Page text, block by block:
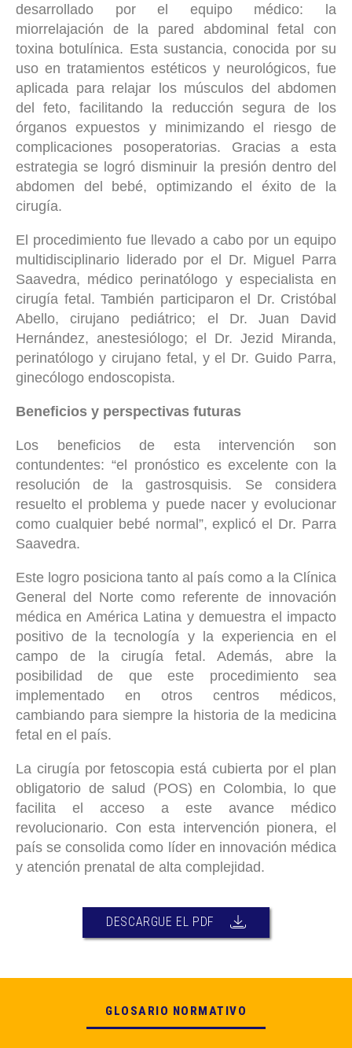
desarrollado por el equipo médico: la
miorrelajación de la pared abdominal fetal con
toxina botulínica. Esta sustancia, conocida por su
uso en tratamientos estéticos y neurológicos, fue
aplicada para relajar los músculos del abdomen
del feto, facilitando la reducción segura de los
órganos expuestos y minimizando el riesgo de
complicaciones posoperatorias. Gracias a esta
estrategia se logró disminuir la presión dentro del
abdomen del bebé, optimizando el éxito de la
cirugía.
El procedimiento fue llevado a cabo por un equipo
multidisciplinario liderado por el Dr. Miguel Parra
Saavedra, médico perinatólogo y especialista en
cirugía fetal. También participaron el Dr. Cristóbal
Abello, cirujano pediátrico; el Dr. Juan David
Hernández, anestesiólogo; el Dr. Jezid Miranda,
perinatólogo y cirujano fetal, y el Dr. Guido Parra,
ginecólogo endoscopista.
Beneficios y perspectivas futuras
Los beneficios de esta intervención son
contundentes: “el pronóstico es excelente con la
resolución de la gastrosquisis. Se considera
resuelto el problema y puede nacer y evolucionar
como cualquier bebé normal”, explicó el Dr. Parra
Saavedra.
Este logro posiciona tanto al país como a la Clínica
General del Norte como referente de innovación
médica en América Latina y demuestra el impacto
positivo de la tecnología y la experiencia en el
campo de la cirugía fetal. Además, abre la
posibilidad de que este procedimiento sea
implementado en otros centros médicos,
cambiando para siempre la historia de la medicina
fetal en el país.
La cirugía por fetoscopia está cubierta por el plan
obligatorio de salud (POS) en Colombia, lo que
facilita el acceso a este avance médico
revolucionario. Con esta intervención pionera, el
país se consolida como líder en innovación médica
y atención prenatal de alta complejidad.
DESCARGUE EL PDF
GLOSARIO NORMATIVO